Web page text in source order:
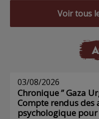
Voir tous
03/08/2026
Chronique ” Gaza
Compte rendus des
psychologique